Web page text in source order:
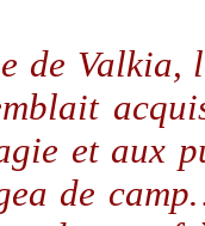
de Valkia,
et aux
de